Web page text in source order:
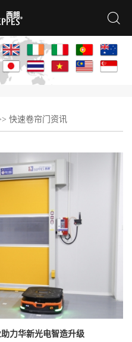
快速卷帘门资讯
力华新光电智造升级